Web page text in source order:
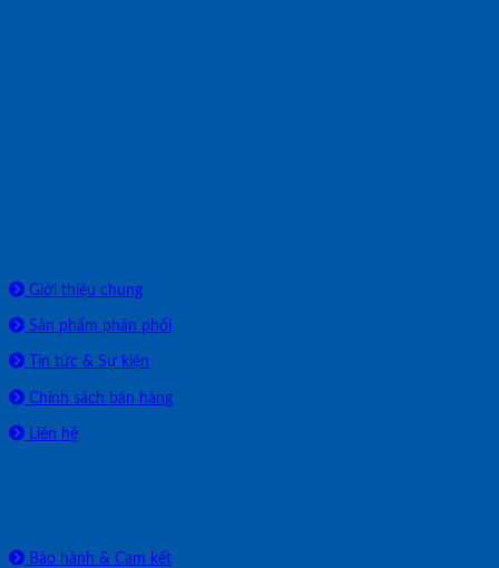
Giới thiệu chung
Sản phẩm phân phối
Tin tức & Sự kiện
Chính sách bán hàng
Liên hệ
Bảo hành & Cam kết